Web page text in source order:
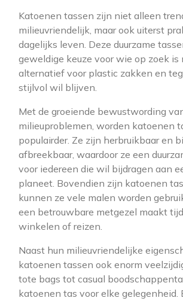
Katoenen tassen zijn niet alleen
milieuvriendelijk, maar ook uiterst
dagelijks leven. Deze duurzame
geweldige keuze voor wie op zoek is
alternatief voor plastic zakken en
stijlvol wil blijven.
Met de groeiende bewustwording
milieuproblemen, worden katoenen
populairder. Ze zijn herbruikbaar en
afbreekbaar, waardoor ze een
voor iedereen die wil bijdragen aan
planeet. Bovendien zijn katoenen
kunnen ze vele malen worden
een betrouwbare metgezel maakt
winkelen of reizen.
Naast hun milieuvriendelijke
katoenen tassen ook enorm
tote bags tot casual
katoenen tas voor elke gelegenheid.